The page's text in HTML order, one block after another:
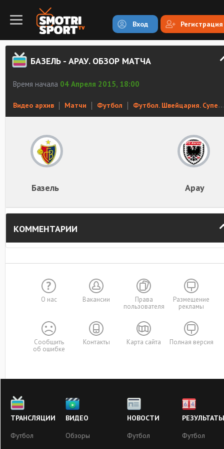
Вход Регистрация
БАЗЕЛЬ - АРАУ. ОБЗОР МАТЧА
Время начала 04 Апреля 2015, 18:00
Видео архив Матчи Футбол Футбол. Швейцария. Суперлига
Базель Арау
КОММЕНТАРИИ
О нас Вакансии
Права
пользователя
Размещение
рекламы
Сообщить
об ошибке
Контакты Карта сайта Полная версия
ТРАНСЛЯЦИИ
Футбол
ВИДЕО
Обзоры
НОВОСТИ
Футбол
РЕЗУЛЬТАТЫ
Футбол